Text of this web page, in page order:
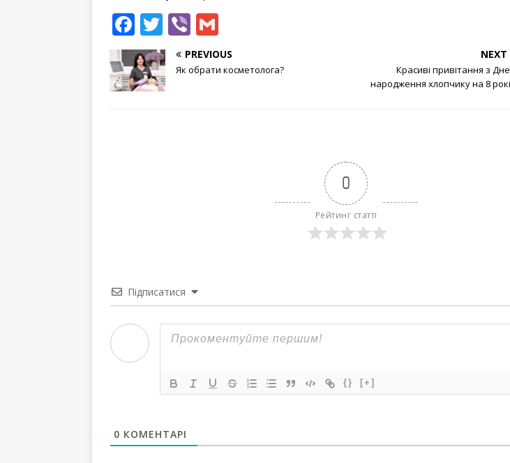
F
a
c
e
T
w
it
te
Vi
b
e
m
ai
PREVIOUS
Як обрати косметолога?
NEXT
Красиві привітання з
народження хлопчику на 8
0
Рейтинг статті
Підписатися
{} [+]
0 КОМЕНТАРІ